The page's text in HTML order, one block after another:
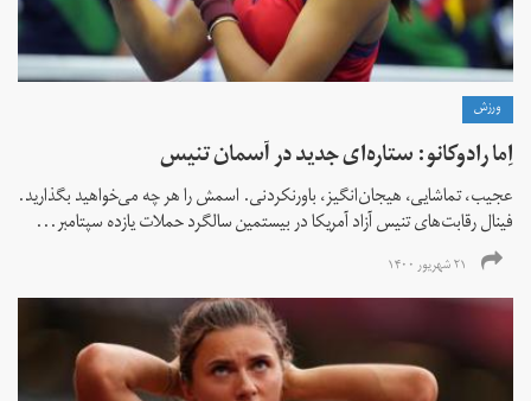
ورزش
اِما رادوکانو: ستاره‌ای جدید در آسمان تنیس
عجیب، تماشایی، هیجان‌انگیز، باورنکردنی. اسمش را هر چه می‌خواهید بگذارید.
فینال رقابت‌های تنیس آزاد آمریکا در بیستمین سالگرد حملات یازده سپتامبر...
۲۱ شهریور ۱۴۰۰